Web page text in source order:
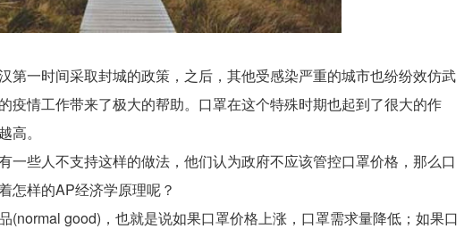
第一时间采取封城的政策，之后，其他受感染严重的城市也纷纷效仿武
疫情工作带来了极大的帮助。口罩在这个特殊时期也起到了很大的作
。
一些人不支持这样的做法，他们认为政府不应该管控口罩价格，那么口
怎样的AP经济学原理呢？
(normal good)，也就是说如果口罩价格上涨，口罩需求量降低；如果口